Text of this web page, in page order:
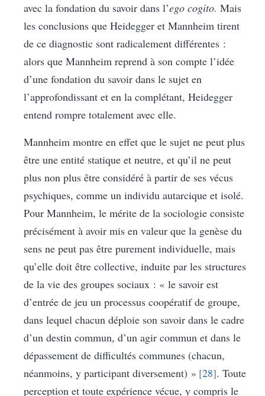
avec la fondation du savoir dans l’ego cogito. Mais
les conclusions que Heidegger et Mannheim tirent
de ce diagnostic sont radicalement différentes :
alors que Mannheim reprend à son compte l’idée
d’une fondation du savoir dans le sujet en
l’approfondissant et en la complétant, Heidegger
entend rompre totalement avec elle.
Mannheim montre en effet que le sujet ne peut plus
être une entité statique et neutre, et qu’il ne peut
plus non plus être considéré à partir de ses vécus
psychiques, comme un individu autarcique et isolé.
Pour Mannheim, le mérite de la sociologie consiste
précisément à avoir mis en valeur que la genèse du
sens ne peut pas être purement individuelle, mais
qu’elle doit être collective, induite par les structures
de la vie des groupes sociaux : « le savoir est
d’entrée de jeu un processus coopératif de groupe,
dans lequel chacun déploie son savoir dans le cadre
d’un destin commun, d’un agir commun et dans le
dépassement de difficultés communes (chacun,
néanmoins, y participant diversement) » 28 . Toute
perception et toute expérience vécue, y compris le